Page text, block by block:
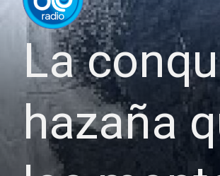
La
hazaña